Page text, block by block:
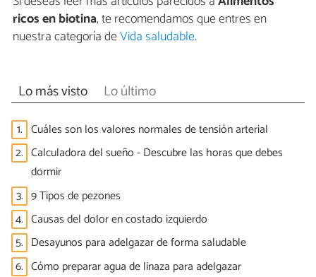
ricos en biotina, te recomendamos que entres en
nuestra categoría deVida saludable.
Lo más visto Lo último
1. Cuáles son los valores normales de tensión arterial
2. Calculadora del sueño - Descubre las horas que debes
dormir
3. 9 Tipos de pezones
4. Causas del dolor en costado izquierdo
5. Desayunos para adelgazar de forma saludable
6. Cómo preparar agua de linaza para adelgazar